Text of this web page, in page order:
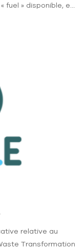
» disponible, en
clés
relative au
Transformation